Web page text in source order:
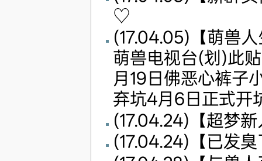
♡
(17.04.05)【萌兽
萌兽电视台(划)此
月19日佛恶心裤子
弃坑4月6日正式开
(17.04.24)【超梦
(17.04.24)【已发